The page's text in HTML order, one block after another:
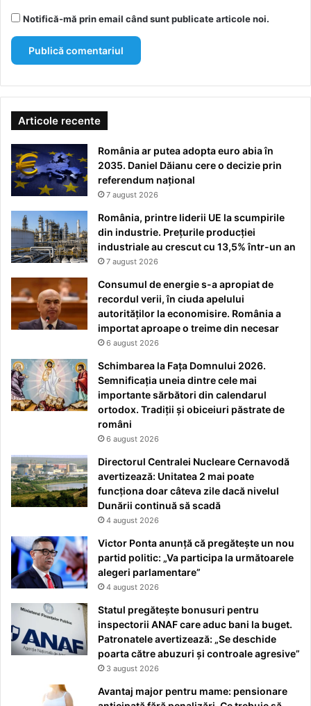
Notifică-mă prin email când sunt publicate articole noi.
Articole recente
România ar putea adopta euro abia în
2035. Daniel Dăianu cere o decizie prin
referendum național
7 august 2026
România, printre liderii UE la scumpirile
din industrie. Prețurile producției
industriale au crescut cu 13,5% într-un an
7 august 2026
Consumul de energie s-a apropiat de
recordul verii, în ciuda apelului
autorităților la economisire. România a
importat aproape o treime din necesar
6 august 2026
Schimbarea la Fața Domnului 2026.
Semnificația uneia dintre cele mai
importante sărbători din calendarul
ortodox. Tradiții și obiceiuri păstrate de
români
6 august 2026
Directorul Centralei Nucleare Cernavodă
avertizează: Unitatea 2 mai poate
funcționa doar câteva zile dacă nivelul
Dunării continuă să scadă
4 august 2026
Victor Ponta anunță că pregătește un nou
partid politic: „Va participa la următoarele
alegeri parlamentare”
4 august 2026
Statul pregătește bonusuri pentru
inspectorii ANAF care aduc bani la buget.
Patronatele avertizează: „Se deschide
poarta către abuzuri și controale agresive”
3 august 2026
Avantaj major pentru mame: pensionare